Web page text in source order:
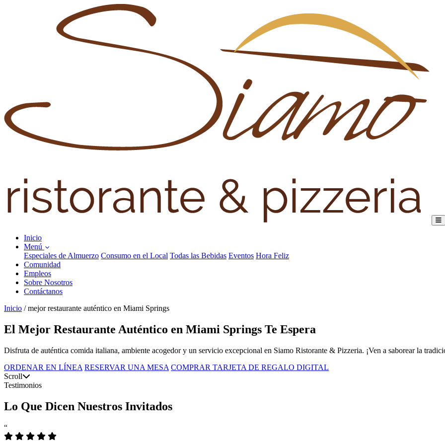
Inicio
Menú
Especiales de Almuerzo Consumo en el Local Todas las Bebidas Eventos Hora Feliz
Comunidad
Empleos
Sobre Nosotros
Contáctanos
Inicio / mejor restaurante auténtico en Miami Springs
El Mejor Restaurante Auténtico en Miami Springs Te Espera
Disfruta de auténtica comida italiana, ambiente acogedor y un servicio excepcional en Siamo Ristorante & Pizzeria. ¡Ven a saborear la
ORDENAR EN LÍNEA RESERVAR UNA MESA COMPRAR TARJETA DE REGALO DIGITAL
Scroll
Testimonios
Lo Que Dicen Nuestros Invitados
“